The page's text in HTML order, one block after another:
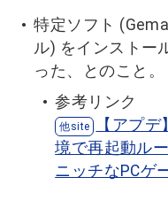
特定ソフト
ル) をインストー
った、とのこと。
参考リンク
【アプ
境で再起動ル
ニッチなPCゲ